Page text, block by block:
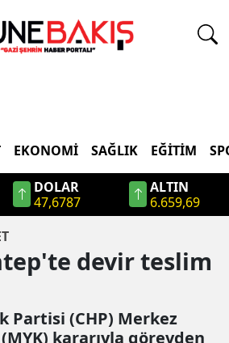
EKONOMI SAĞLIK EĞITIM
DOLAR
47,6787
ALTIN
6.659,69
devir teslim
Partisi (CHP) Merkez
kararıyla görevden